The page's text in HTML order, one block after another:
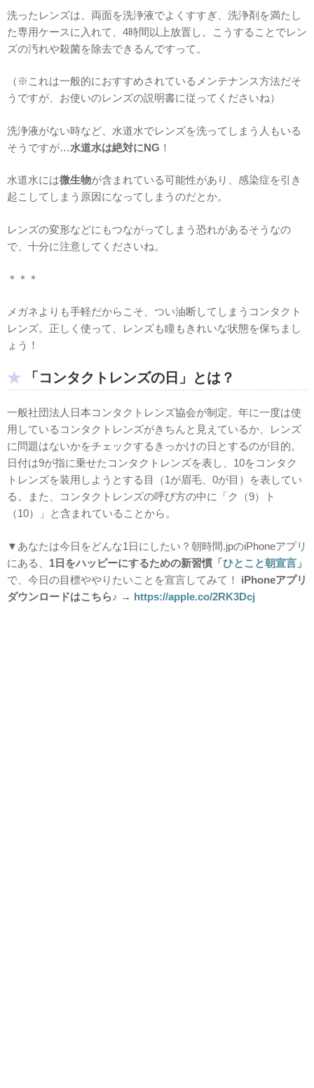
洗ったレンズは、両面を洗浄液でよくすすぎ、洗浄剤を満たし
た専用ケースに入れて、4時間以上放置し。こうすることでレン
ズの汚れや殺菌を除去できるんですって。
（※これは一般的におすすめされているメンテナンス方法だそ
うですが、お使いのレンズの説明書に従ってくださいね）
洗浄液がない時など、水道水でレンズを洗ってしまう人もいる
そうですが…水道水は絶対にNG ！
水道水には微生物が含まれている可能性があり、感染症を引き
起こしてしまう原因になってしまうのだとか。
レンズの変形などにもつながってしまう恐れがあるそうなの
で、十分に注意してくださいね。
＊＊＊
メガネよりも手軽だからこそ、つい油断してしまうコンタクト
レンズ。正しく使って、レンズも瞳もきれいな状態を保ちまし
ょう！
「コンタクトレンズの日」とは？
一般社団法人日本コンタクトレンズ協会が制定。年に一度は使
用しているコンタクトレンズがきちんと見えているか、レンズ
に問題はないかをチェックするきっかけの日とするのが目的。
日付は9が指に乗せたコンタクトレンズを表し、10をコンタク
トレンズを装用しようとする目（1が眉毛、0が目）を表してい
る。また、コンタクトレンズの呼び方の中に「ク（9）ト
（10）」と含まれていることから。
▼あなたは今日をどんな1日にしたい？朝時間.jpのiPhoneアプリ
にある、 1日をハッピーにするための新習慣 「ひとこと朝宣言」
で、今日の目標ややりたいことを宣言してみて！
iPhoneアプリ
ダウンロードはこちら♪ → https://apple.co/2RK3Dcj